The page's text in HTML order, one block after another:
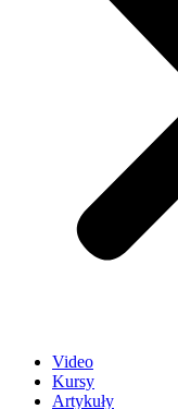
Video
Kursy
Artykuły